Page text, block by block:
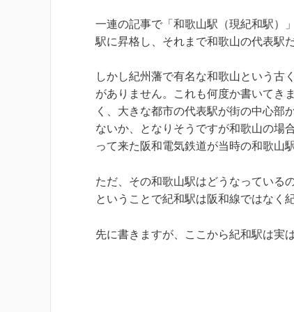
一連の記事で「和歌山駅（現紀和駅）
駅に昇格し、それまで和歌山の代表駅
しかし紀州藩で有名な和歌山という古
がありません。これも何度か書いてき
く、大きな都市の代表駅が街の中心部
ないか、となりそうですが和歌山の場
って来た阪和電気鉄道が当時の和歌山
ただ、その和歌山駅はどうなっている
ということで紀和駅は阪和線ではなく
先に書きますが、ここから紀和駅は実